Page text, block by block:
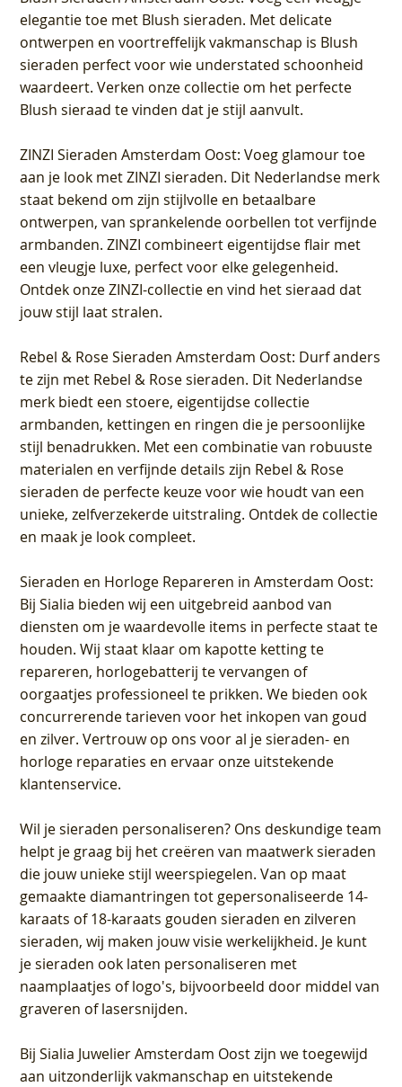
elegantie toe met Blush sieraden. Met delicate
ontwerpen en voortreffelijk vakmanschap is Blush
sieraden perfect voor wie understated schoonheid
waardeert. Verken onze collectie om het perfecte
Blush sieraad te vinden dat je stijl aanvult.
ZINZI Sieraden Amsterdam Oost: Voeg glamour toe
aan je look met ZINZI sieraden. Dit Nederlandse merk
staat bekend om zijn stijlvolle en betaalbare
ontwerpen, van sprankelende oorbellen tot verfijnde
armbanden. ZINZI combineert eigentijdse flair met
een vleugje luxe, perfect voor elke gelegenheid.
Ontdek onze ZINZI-collectie en vind het sieraad dat
jouw stijl laat stralen.
Rebel & Rose Sieraden Amsterdam Oost: Durf anders
te zijn met Rebel & Rose sieraden. Dit Nederlandse
merk biedt een stoere, eigentijdse collectie
armbanden, kettingen en ringen die je persoonlijke
stijl benadrukken. Met een combinatie van robuuste
materialen en verfijnde details zijn Rebel & Rose
sieraden de perfecte keuze voor wie houdt van een
unieke, zelfverzekerde uitstraling. Ontdek de collectie
en maak je look compleet.
Sieraden en Horloge Repareren in Amsterdam Oost:
Bij Sialia bieden wij een uitgebreid aanbod van
diensten om je waardevolle items in perfecte staat te
houden. Wij staat klaar om kapotte ketting te
repareren, horlogebatterij te vervangen of
oorgaatjes professioneel te prikken. We bieden ook
concurrerende tarieven voor het inkopen van goud
en zilver. Vertrouw op ons voor al je sieraden- en
horloge reparaties en ervaar onze uitstekende
klantenservice.
Wil je sieraden personaliseren? Ons deskundige team
helpt je graag bij het creëren van maatwerk sieraden
die jouw unieke stijl weerspiegelen. Van op maat
gemaakte diamantringen tot gepersonaliseerde 14-
karaats of 18-karaats gouden sieraden en zilveren
sieraden, wij maken jouw visie werkelijkheid. Je kunt
je sieraden ook laten personaliseren met
naamplaatjes of logo's, bijvoorbeeld door middel van
graveren of lasersnijden.
BijSialia Juwelier Amsterdam Oostzijn we toegewijd
aan uitzonderlijk vakmanschap en uitstekende